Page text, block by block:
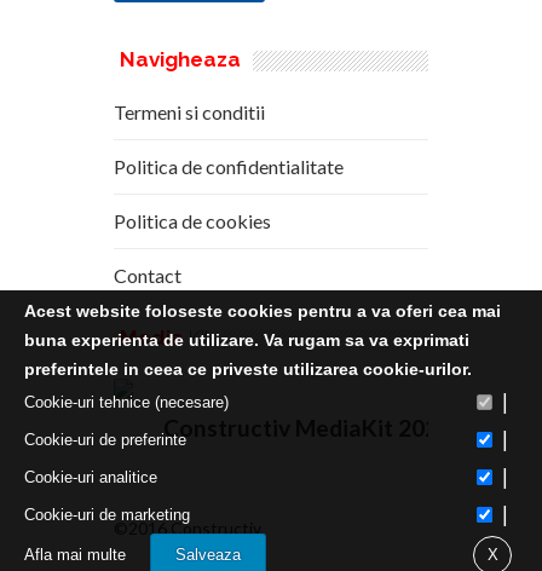
Navigheaza
Termeni si conditii
Politica de confidentialitate
Politica de cookies
Contact
Media Kit
Constructiv MediaKit 2020
©2016 Constructiv
Acest website foloseste cookies pentru a va oferi cea mai
buna experienta de utilizare. Va rugam sa va exprimati
preferintele in ceea ce priveste utilizarea cookie-urilor.
Cookie-uri tehnice (necesare)
Cookie-uri de preferinte
Cookie-uri analitice
Cookie-uri de marketing
Afla mai multe Salveaza X